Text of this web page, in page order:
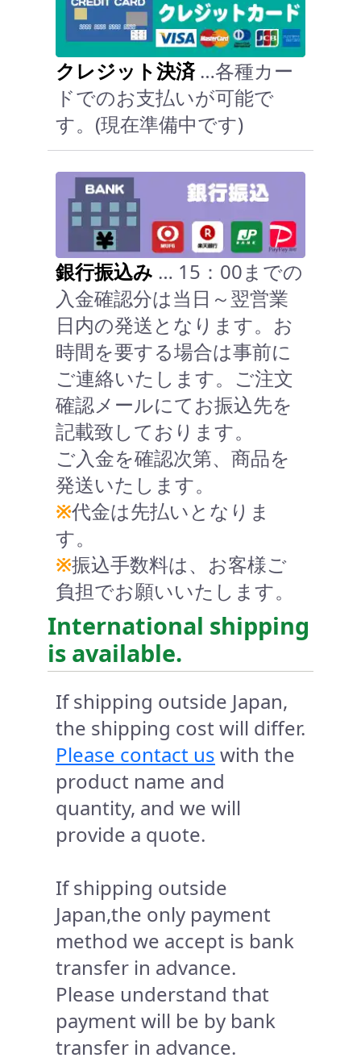
クレジット決済…各種カー
ドでのお支払いが可能で
す。(現在準備中です)
銀行振込み … 15：00までの
入金確認分は当日～翌営業
日内の発送となります。お
時間を要する場合は事前に
ご連絡いたします。ご注文
確認メールにてお振込先を
記載致しております。
ご入金を確認次第、商品を
発送いたします。
※代金は先払いとなりま
す。
※振込手数料は、お客様ご
負担でお願いいたします。
International shipping
is available.
If shipping outside Japan,
the shipping cost will differ.
Please contact us with the
product name and
quantity, and we will
provide a quote.
If shipping outside
Japan,the only payment
method we accept is bank
transfer in advance.
Please understand that
payment will be by bank
transfer in advance.